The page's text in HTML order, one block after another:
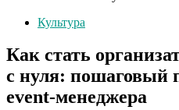
Культура
Как стать
с нуля: пошаговый
event-менеджера